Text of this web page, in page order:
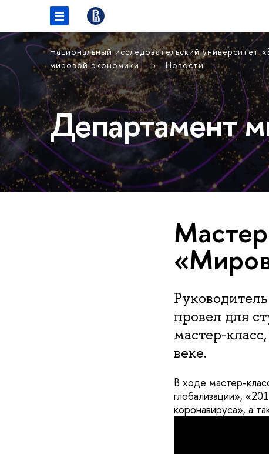
Национальный исследовательский университет
мировой экономики
Новости
Департамент
провел для
мастер-
веке.
В ходе мастер-
глобализации»,
коронавируса», а